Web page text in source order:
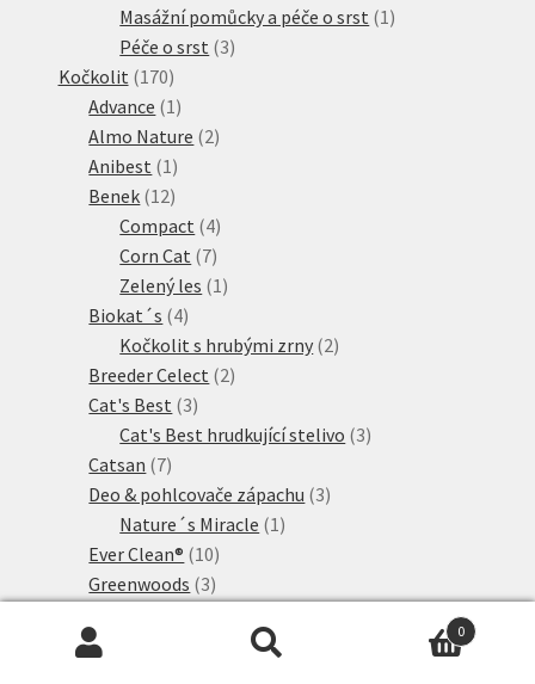
produkt
Masážní pomůcky a péče o srst 1 1
Péče o srst 33
Kočkolit 170170
produktů
Advance 1 1
produkt
Almo Nature 22
Anibest 1 1
produkt
Benek 1212
produktů
Compact 44
produkty
Corn Cat 77
produktů
Zelený les 1 1
Biokat´s 44
produkty
Kočkolit s hrubými zrny 22
Breeder Celect 22
Cat's Best 33
produkty
Cat's Best hrudkující stelivo 33
Catsan 77
produktů
Deo & pohlcovače zápachu 33
Nature´s Miracle 1 1
Ever Clean® 1010
produktů
Greenwoods 33
Greenwoods výhodná balení
0